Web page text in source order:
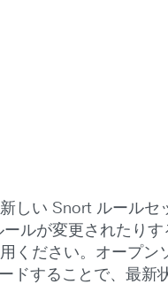
しい Snort ルール
ルが変更されたり
ください。オープン
することで、最新